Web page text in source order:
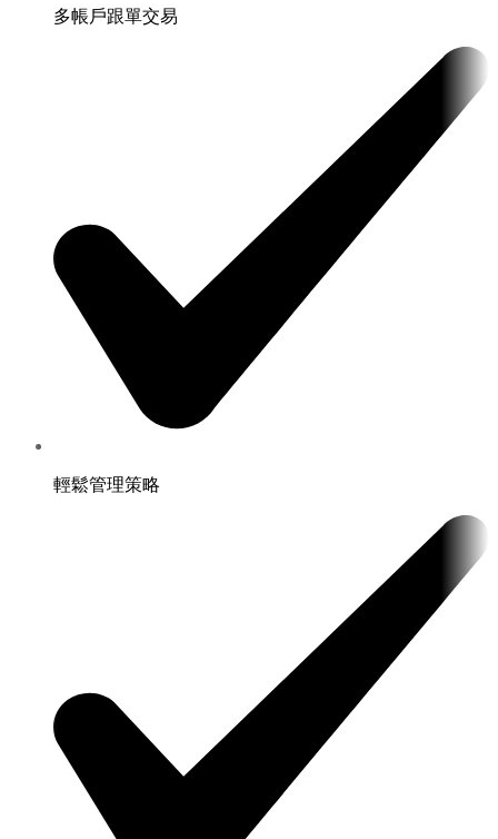
多帳戶跟單交易
輕鬆管理策略